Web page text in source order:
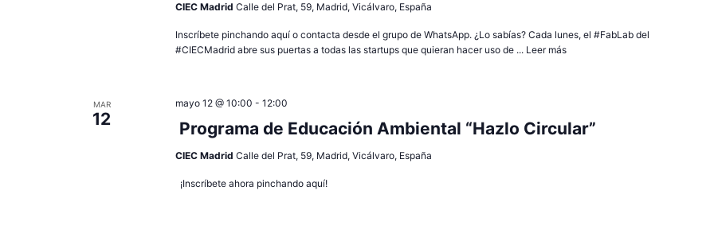
CIEC Madrid Calle del Prat, 59, Madrid, Vicálvaro, España
Inscríbete pinchando aquí o contacta desde el grupo de WhatsApp. ¿Lo sabías? Cada lunes, el #FabLab del
#CIECMadrid abre sus puertas a todas las startups que quieran hacer uso de ... Leer más
MAR
12
mayo 12 @ 10:00 - 12:00
Programa de Educación Ambiental “Hazlo Circular”
CIEC Madrid Calle del Prat, 59, Madrid, Vicálvaro, España
¡Inscríbete ahora pinchando aquí!